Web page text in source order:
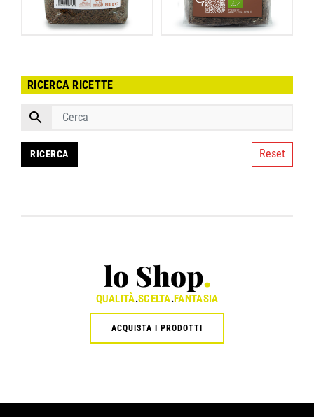
RICERCA RICETTE
Reset
lo Shop.
QUALITÀ.SCELTA.FANTASIA
ACQUISTA I PRODOTTI